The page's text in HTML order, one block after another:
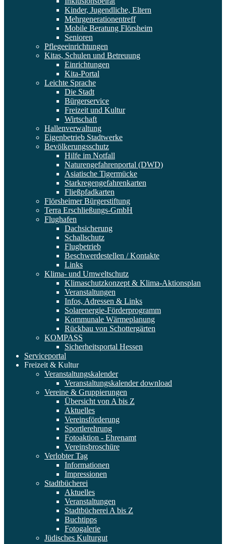
Kinder, Jugendliche, Eltern
Mehrgenerationentreff
Mobile Beratung Flörsheim
Senioren
Pflegeeinrichtungen
Kitas, Schulen und Betreuung
Einrichtungen
Kita-Portal
Leichte Sprache
Die Stadt
Bürgerservice
Freizeit und Kultur
Wirtschaft
Hallenverwaltung
Eigenbetrieb Stadtwerke
Bevölkerungsschutz
Hilfe im Notfall
Naturengefahrenportal (DWD)
Asiatische Tigermücke
Starkregengefahrenkarten
Fließpfadkarten
Flörsheimer Bürgerstiftung
Terra Erschließungs-GmbH
Flughafen
Dachsicherung
Schallschutz
Flugbetrieb
Beschwerdestellen / Kontakte
Links
Klima- und Umweltschutz
Klimaschutzkonzept & Klima-Aktionsplan
Veranstaltungen
Infos, Adressen & Links
Solarenergie-Förderprogramm
Kommunale Wärmeplanung
Rückbau von Schottergärten
KOMPASS
Sicherheitsportal Hessen
Serviceportal
Freizeit & Kultur
Veranstaltungskalender
Veranstaltungskalender download
Vereine & Gruppierungen
Übersicht von A bis Z
Aktuelles
Vereinsförderung
Sportlerehrung
Fotoaktion - Ehrenamt
Vereinsbroschüre
Verlobter Tag
Informationen
Impressionen
Stadtbücherei
Aktuelles
Veranstaltungen
Stadtbücherei A bis Z
Buchtipps
Fotogalerie
Jüdisches Kulturgut